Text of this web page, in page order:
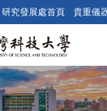
研究發展處首頁 貴重儀